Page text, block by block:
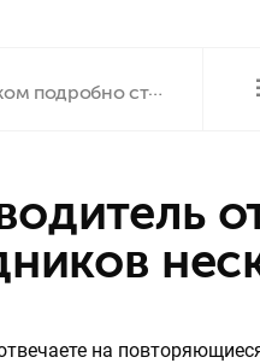
задачи и контролирует
на